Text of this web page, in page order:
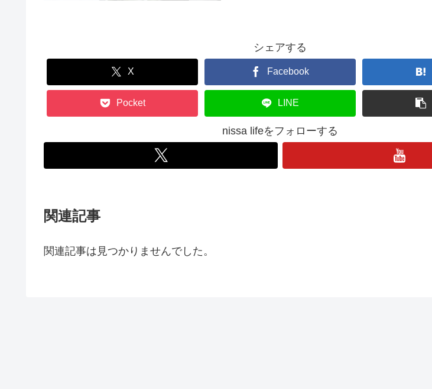
シェアする
X Facebook
Pocket LINE
nissa lifeをフォローする
関連記事
関連記事は見つかりませんでした。